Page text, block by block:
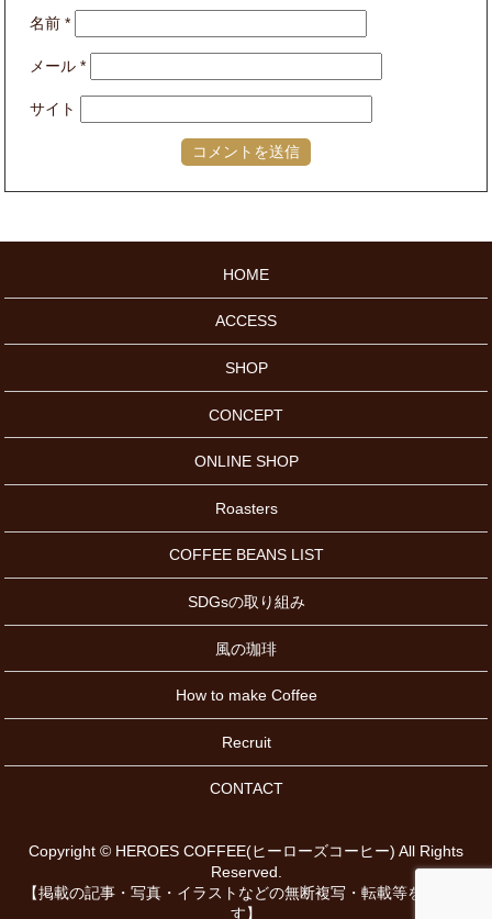
名前*
メール*
サイト
HOME
ACCESS
SHOP
CONCEPT
ONLINE SHOP
Roasters
COFFEE BEANS LIST
SDGsの取り組み
風の珈琲
How to make Coffee
Recruit
CONTACT
Copyright © HEROES COFFEE(ヒーローズコーヒー) All Rights
Reserved.
【掲載の記事・写真・イラストなどの無断複写・転載等を禁じま
す】